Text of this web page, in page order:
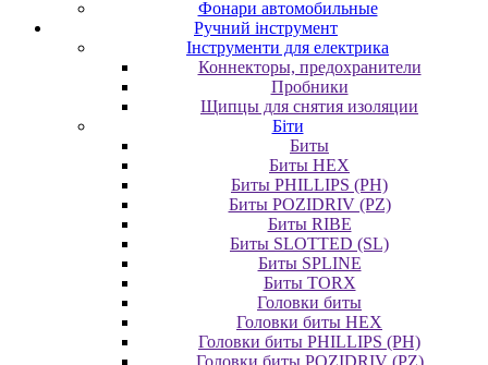
Фонари автомобильные
Ручний інструмент
Інструменти для електрика
Коннекторы, предохранители
Пробники
Щипцы для снятия изоляции
Біти
Биты
Биты HEX
Биты PHILLIPS (PH)
Биты POZIDRIV (PZ)
Биты RIBE
Биты SLOTTED (SL)
Биты SPLINE
Биты TORX
Головки биты
Головки биты HEX
Головки биты PHILLIPS (PH)
Головки биты POZIDRIV (PZ)